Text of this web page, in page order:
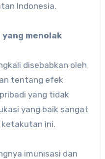
Indonesia.
yang menolak
disebabkan oleh
tentang efek
yang tidak
yang baik sangat
ini.
imunisasi dan